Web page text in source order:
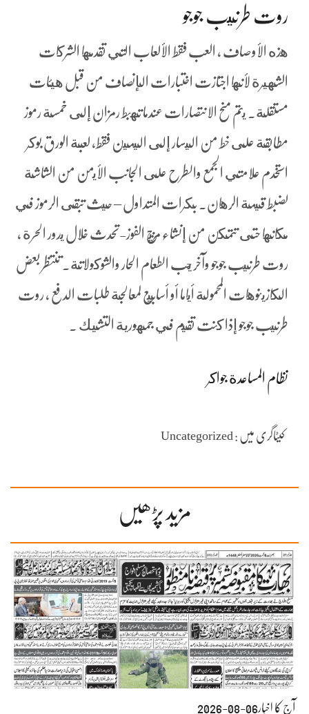
روت طرنيب جوجو
هذه الأوصاف ، العب فقط الألعاب التي تقدمها الشركات
الشهيرة لأنها اجتازت اختبارات الإنصاف من قبل هيئات
مستقلة. يتم منح الانتصارات عندما تهبط رمزان إلى خمسة رموز
مطابقة على خط من اليسار إلى اليمين فقط، لعبة الورق بوكر
استخدم علامتي الجمع والطرح على الجانب الأيمن من الشاشة
لضبط قيمة الرهان. بكرات المتداول – حيث تبقى الرموز في
مكانها حتى تتمكن من إنشاء مزيج الفوز-تحدث خلال يدور الحرة ،
روت طرنيب جوجو وآخر يحب الطعام الحار والشوكولاتة. تنتظر بعض
الكازينوهات المحمولة أياما أو أسابيع لمعالجة طلبات الدفع ، روت
طرنيب جوجو إذا كنت تقيم في جمهورية التشيك .
نظام المساعدة جواكر
کیٹاگری میں : Uncategorized
مزید پڑھیں
آج کا اخبار06-08-2026